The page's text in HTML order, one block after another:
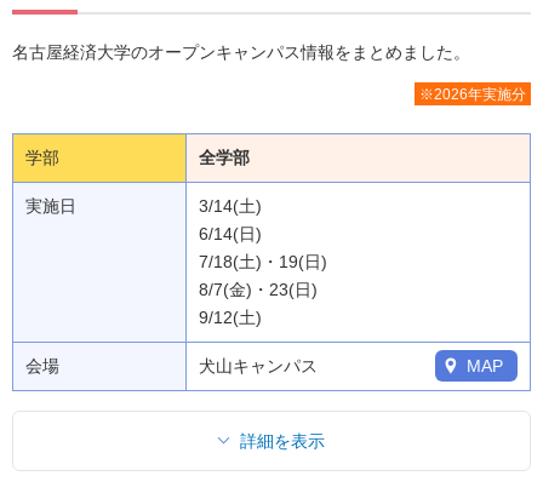
名古屋経済大学のオープンキャンパス情報をまとめました。
※2026年実施分
学部 全学部
実施日
3/14(土)
6/14(日)
7/18(土)・19(日)
8/7(金)・23(日)
9/12(土)
会場 犬山キャンパス MAP
詳細を表示